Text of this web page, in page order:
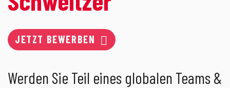
JETZT BEWERBEN
Werden Sie Teil eines globalen Teams &